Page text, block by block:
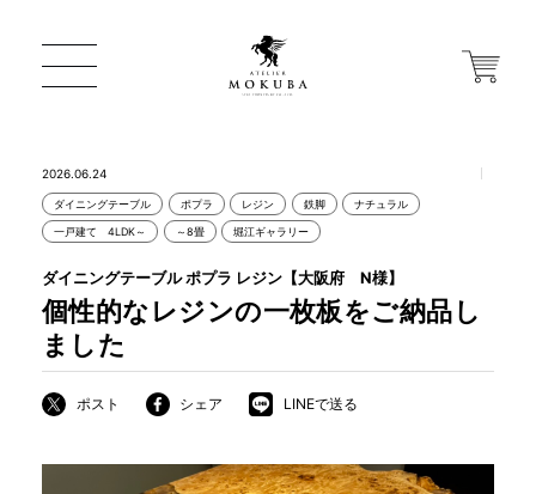
ONLINE STORE
店舗から探す
一枚板 ATELIER MOKUBA HOME
MOKUBA について
2026.06.24
ダイニングテーブル ポプラ レジン 鉄脚 ナチュラル
一戸建て 4LDK～ ～8畳 堀江ギャラリー
個性的なレジンの一枚板をご納品し
ました
ダイニングテーブル ポプラ レジン【大阪府 N様】
ポスト シェア LINEで送る